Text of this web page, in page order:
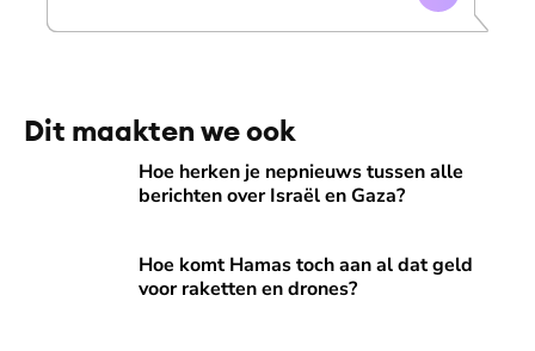
Dit maakten we ook
Hoe herken je nepnieuws tussen alle
berichten over Israël en Gaza?
Hoe herken je nepnieuws tussen alle berichten over Israël
Hoe komt Hamas toch aan al dat geld
voor raketten en drones?
Hoe komt Hamas toch aan al dat geld voor raketten en